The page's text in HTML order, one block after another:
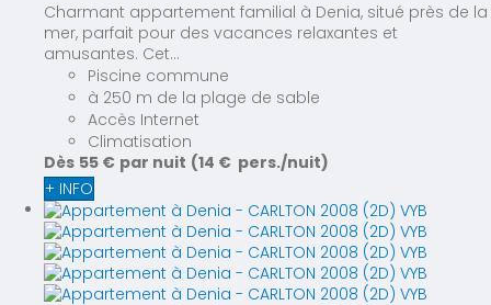
Charmant appartement familial à Denia, situé près de la
mer, parfait pour des vacances relaxantes et
amusantes. Cet...
Piscine commune
à 250 m de la plage de sable
Accès Internet
Climatisation
Dès 55 € par nuit (14 € pers./nuit)
+ INFO